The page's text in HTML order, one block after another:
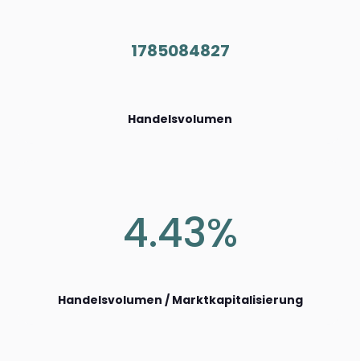
1785084827
Handelsvolumen
4.43%
Handelsvolumen / Marktkapitalisierung